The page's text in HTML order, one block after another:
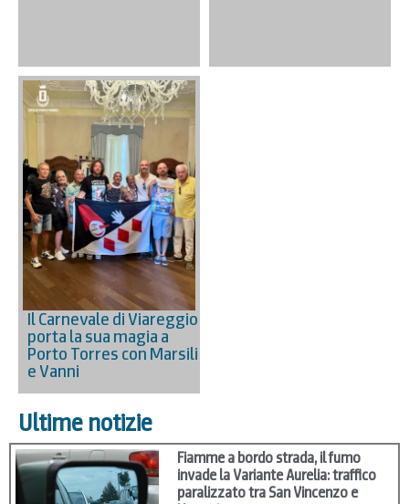
Il Carnevale di Viareggio
porta la sua magia a
Porto Torres con Marsili
e Vanni
Ultime notizie
Fiamme a bordo strada, il fumo
invade la Variante Aurelia: traffico
paralizzato tra San Vincenzo e